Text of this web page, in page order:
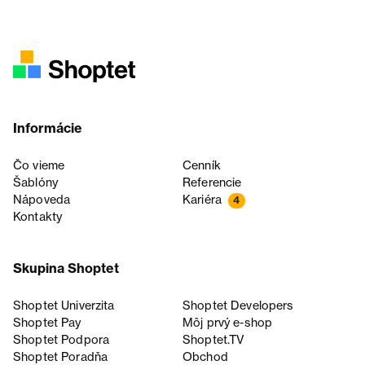
Informácie
Čo vieme
Cenník
Šablóny
Referencie
Nápoveda
Kariéra 4
Kontakty
Skupina Shoptet
Shoptet Univerzita
Shoptet Developers
Shoptet Pay
Môj prvý e-shop
Shoptet Podpora
Shoptet.TV
Shoptet Poradňa
Obchod